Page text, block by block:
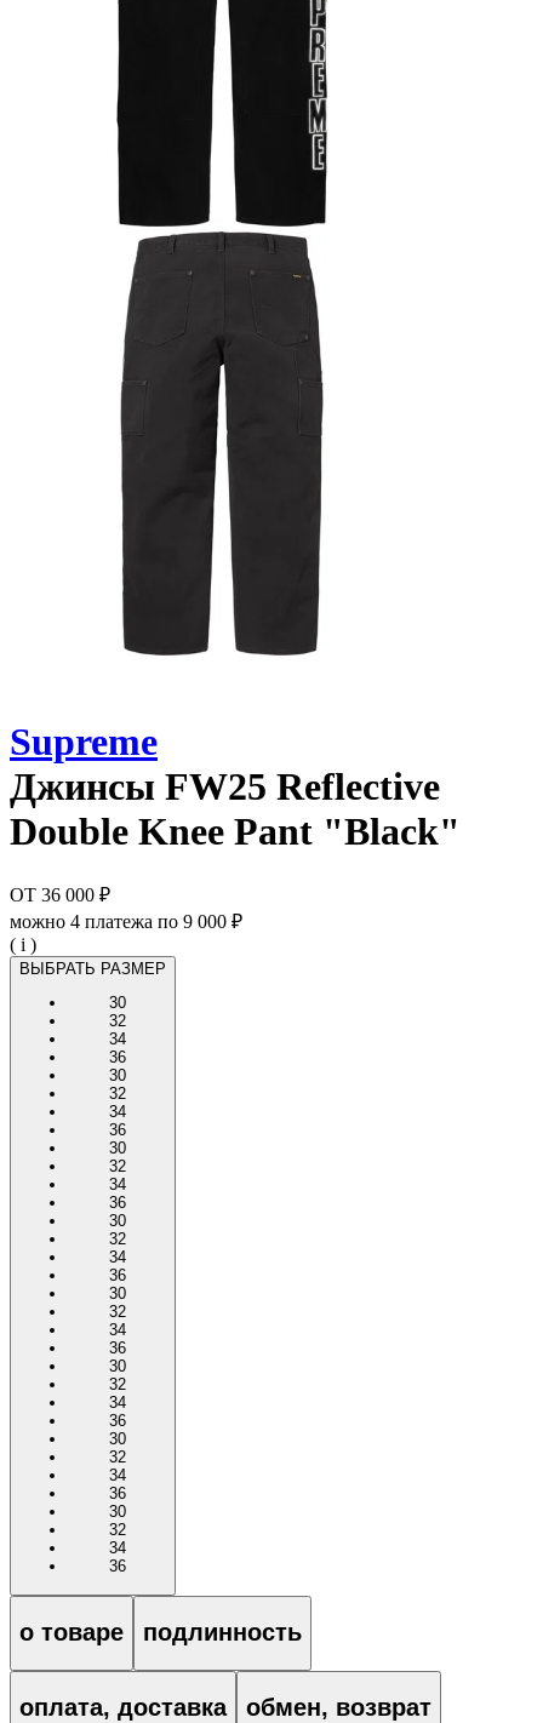
Supreme
Джинсы FW25 Reflective
Double Knee Pant "Black"
ОТ 36 000 ₽
можно 4 платежа по 9 000 ₽
( i )
ВЫБРАТЬ РАЗМЕР
30
32
34
36
30
32
34
36
30
32
34
36
30
32
34
36
30
32
34
36
30
32
34
36
30
32
34
36
30
32
34
36
о товаре подлинность
оплата, доставка обмен, возврат